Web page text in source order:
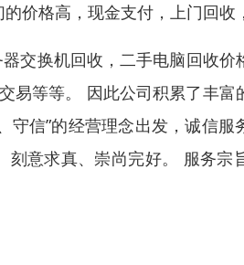
价格高，现金支付，上门回收
交换机回收，二手电脑回收价
易等等。 因此公司积累了丰富
信”的经营理念出发，诚信服
意求真、崇尚完好。 服务宗